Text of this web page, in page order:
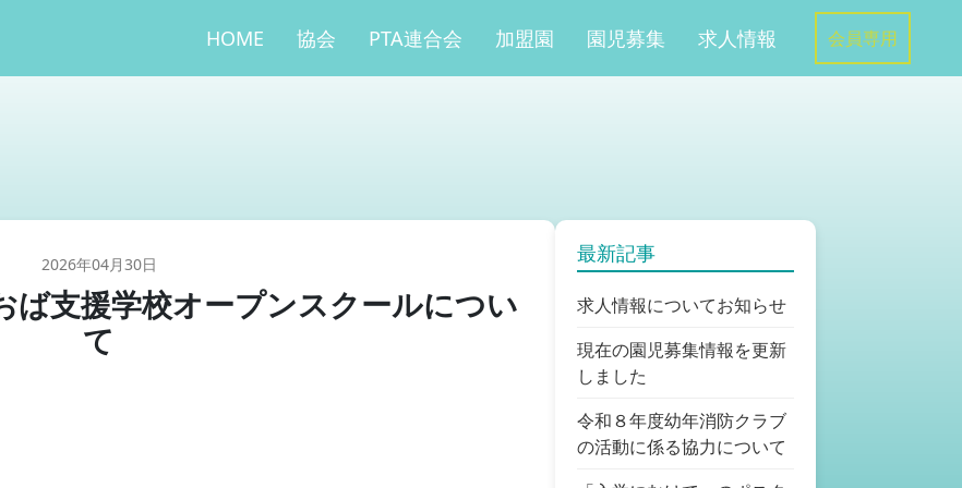
HOME 協会 PTA連合会 加盟園 園児募集 求人情報 会員専用
2026年04月30日
ば支援学校オープンスクールについ
て
最新記事
求人情報についてお知らせ
現在の園児募集情報を更新
しました
令和８年度幼年消防クラブ
の活動に係る協力について